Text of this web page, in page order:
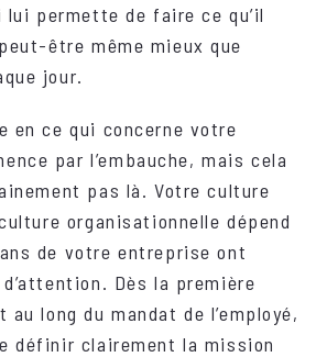
lui permette de faire ce qu’il
être même mieux que
jour.
en ce qui concerne votre
par l’embauche, mais cela
pas là. Votre culture
organisationnelle dépend
de votre entreprise ont
Dès la première
long du mandat de l’employé,
définir clairement la mission